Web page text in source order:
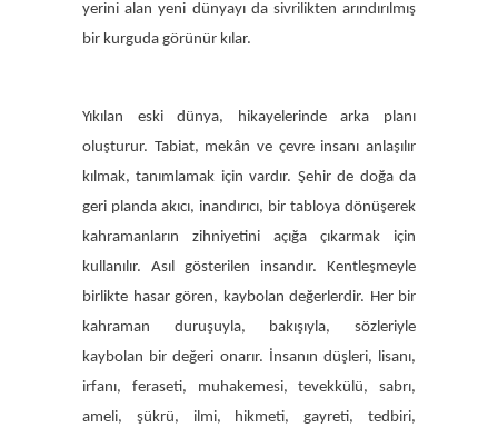
yerini alan yeni dünyayı da sivrilikten arındırılmış
bir kurguda görünür kılar.
Yıkılan eski dünya, hikayelerinde arka planı
oluşturur. Tabiat, mekân ve çevre insanı anlaşılır
kılmak, tanımlamak için vardır. Şehir de doğa da
geri planda akıcı, inandırıcı, bir tabloya dönüşerek
kahramanların zihniyetini açığa çıkarmak için
kullanılır. Asıl gösterilen insandır. Kentleşmeyle
birlikte hasar gören, kaybolan değerlerdir. Her bir
kahraman duruşuyla, bakışıyla, sözleriyle
kaybolan bir değeri onarır. İnsanın düşleri, lisanı,
irfanı, feraseti, muhakemesi, tevekkülü, sabrı,
ameli, şükrü, ilmi, hikmeti, gayreti, tedbiri,